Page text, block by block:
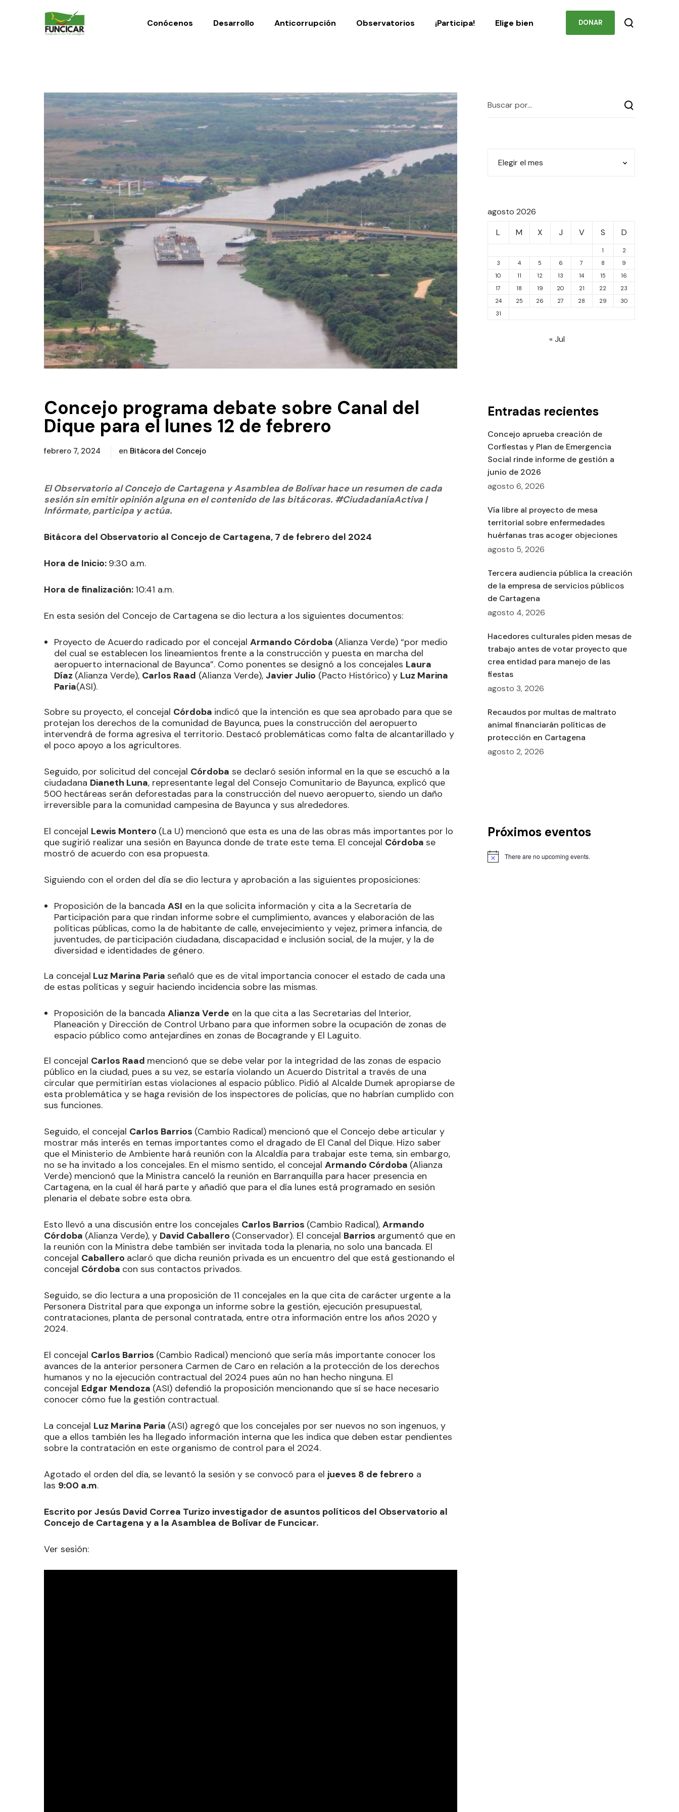
Conócenos Desarrollo Anticorrupción Observatorios ¡Participa! Elige bien DONAR
Concejo programa debate sobre Canal del
Dique para el lunes 12 de febrero
febrero 7, 2024 en Bitácora del Concejo
El Observatorio al Concejo de Cartagena y Asamblea de Bolívar hace un resumen de cada
sesión sin emitir opinión alguna en el contenido de las bitácoras. #CiudadaníaActiva |
Infórmate, participa y actúa.
Bitácora del Observatorio al Concejo de Cartagena, 7 de febrero del 2024
Hora de Inicio: 9:30 a.m.
Hora de finalización: 10:41 a.m.
En esta sesión del Concejo de Cartagena se dio lectura a los siguientes documentos:
Proyecto de Acuerdo radicado por el concejal Armando Córdoba (Alianza Verde) “por medio
del cual se establecen los lineamientos frente a la construcción y puesta en marcha del
aeropuerto internacional de Bayunca”. Como ponentes se designó a los concejales Laura
Díaz (Alianza Verde), Carlos Raad (Alianza Verde), Javier Julio (Pacto Histórico) y Luz Marina
Paria(ASI).
Sobre su proyecto, el concejal Córdoba indicó que la intención es que sea aprobado para que se
protejan los derechos de la comunidad de Bayunca, pues la construcción del aeropuerto
intervendrá de forma agresiva el territorio. Destacó problemáticas como falta de alcantarillado y
el poco apoyo a los agricultores.
Seguido, por solicitud del concejal Córdoba se declaró sesión informal en la que se escuchó a la
ciudadana Dianeth Luna, representante legal del Consejo Comunitario de Bayunca, explicó que
500 hectáreas serán deforestadas para la construcción del nuevo aeropuerto, siendo un daño
irreversible para la comunidad campesina de Bayunca y sus alrededores.
El concejal Lewis Montero (La U) mencionó que esta es una de las obras más importantes por lo
que sugirió realizar una sesión en Bayunca donde de trate este tema. El concejal Córdoba se
mostró de acuerdo con esa propuesta.
Siguiendo con el orden del día se dio lectura y aprobación a las siguientes proposiciones:
Proposición de la bancada ASI en la que solicita información y cita a la Secretaría de
Participación para que rindan informe sobre el cumplimiento, avances y elaboración de las
políticas públicas, como la de habitante de calle, envejecimiento y vejez, primera infancia, de
juventudes, de participación ciudadana, discapacidad e inclusión social, de la mujer, y la de
diversidad e identidades de género.
La concejal Luz Marina Paria señaló que es de vital importancia conocer el estado de cada una
de estas políticas y seguir haciendo incidencia sobre las mismas.
Proposición de la bancada Alianza Verde en la que cita a las Secretarias del Interior,
Planeación y Dirección de Control Urbano para que informen sobre la ocupación de zonas de
espacio público como antejardines en zonas de Bocagrande y El Laguito.
El concejal Carlos Raad mencionó que se debe velar por la integridad de las zonas de espacio
público en la ciudad, pues a su vez, se estaría violando un Acuerdo Distrital a través de una
circular que permitirían estas violaciones al espacio público. Pidió al Alcalde Dumek apropiarse de
esta problemática y se haga revisión de los inspectores de policías, que no habrían cumplido con
sus funciones.
Seguido, el concejal Carlos Barrios (Cambio Radical) mencionó que el Concejo debe articular y
mostrar más interés en temas importantes como el dragado de El Canal del Dique. Hizo saber
que el Ministerio de Ambiente hará reunión con la Alcaldía para trabajar este tema, sin embargo,
no se ha invitado a los concejales. En el mismo sentido, el concejal Armando Córdoba (Alianza
Verde) mencionó que la Ministra canceló la reunión en Barranquilla para hacer presencia en
Cartagena, en la cual él hará parte y añadió que para el día lunes está programado en sesión
plenaria el debate sobre esta obra.
Esto llevó a una discusión entre los concejales Carlos Barrios (Cambio Radical), Armando
Córdoba (Alianza Verde), y David Caballero (Conservador). El concejal Barrios argumentó que en
la reunión con la Ministra debe también ser invitada toda la plenaria, no solo una bancada. El
concejal Caballero aclaró que dicha reunión privada es un encuentro del que está gestionando el
concejal Córdoba con sus contactos privados.
Seguido, se dio lectura a una proposición de 11 concejales en la que cita de carácter urgente a la
Personera Distrital para que exponga un informe sobre la gestión, ejecución presupuestal,
contrataciones, planta de personal contratada, entre otra información entre los años 2020 y
2024.
El concejal Carlos Barrios (Cambio Radical) mencionó que sería más importante conocer los
avances de la anterior personera Carmen de Caro en relación a la protección de los derechos
humanos y no la ejecución contractual del 2024 pues aún no han hecho ninguna. El
concejal Edgar Mendoza (ASI) defendió la proposición mencionando que sí se hace necesario
conocer cómo fue la gestión contractual.
La concejal Luz Marina Paria (ASI) agregó que los concejales por ser nuevos no son ingenuos, y
que a ellos también les ha llegado información interna que les indica que deben estar pendientes
sobre la contratación en este organismo de control para el 2024.
Agotado el orden del día, se levantó la sesión y se convocó para el jueves 8 de febrero a
las 9:00 a.m.
Escrito por Jesús David Correa Turizo investigador de asuntos políticos del Observatorio al
Concejo de Cartagena y a la Asamblea de Bolívar de Funcicar.
Ver sesión:
agosto 2026
L
M X J V S D
1
2
3
4 5 6 7 8
9
10
11 12 13 14 15
16
17
18 19 20 21 22
23
24
25 26 27 28 29
30
31
« Jul
Entradas recientes
Concejo aprueba creación de
Corfiestas y Plan de Emergencia
Social rinde informe de gestión a
junio de 2026
agosto 6, 2026
Vía libre al proyecto de mesa
territorial sobre enfermedades
huérfanas tras acoger objeciones
agosto 5, 2026
Tercera audiencia pública la creación
de la empresa de servicios públicos
de Cartagena
agosto 4, 2026
Hacedores culturales piden mesas de
trabajo antes de votar proyecto que
crea entidad para manejo de las
fiestas
agosto 3, 2026
Recaudos por multas de maltrato
animal financiarán políticas de
protección en Cartagena
agosto 2, 2026
Próximos eventos
There are no upcoming events.